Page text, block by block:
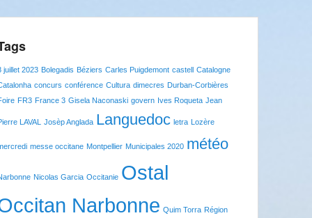
juillet 2023 Bolegadis Béziers Carles Puigdemont castell Catalogne
concurs conférence Cultura dimecres Durban-Corbières
FR3 France 3 Gisela Naconaski govern Ives Roqueta Jean
LAVAL Josèp Anglada Languedoc letra Lozère
messe occitane Montpellier Municipales 2020 météo
Nicolas Garcia Occitanie Ostal
Narbonne Quim Torra Région